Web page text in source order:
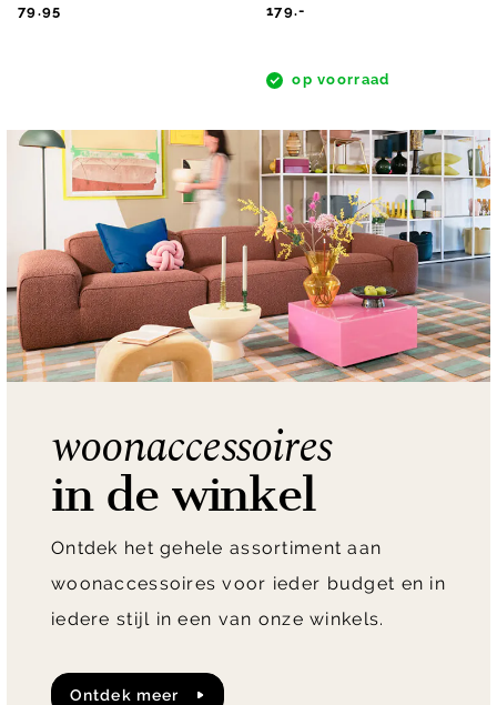
79.95 179.-
op voorraad
woonaccessoires
in de winkel
Ontdek het gehele assortiment aan
woonaccessoires voor ieder budget en in
iedere stijl in een van onze winkels.
ontdek meer